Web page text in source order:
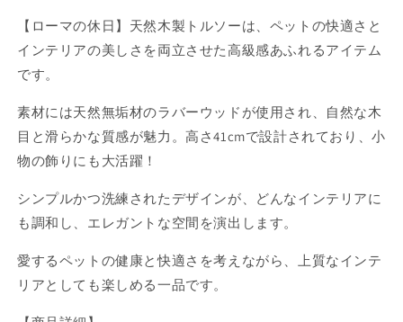
【ローマの休日】天然木製トルソーは、ペットの快適さと
インテリアの美しさを両立させた高級感あふれるアイテム
です。
素材には天然無垢材のラバーウッドが使用され、自然な木
目と滑らかな質感が魅力。高さ41cmで設計されており、小
物の飾りにも大活躍！
シンプルかつ洗練されたデザインが、どんなインテリアに
も調和し、エレガントな空間を演出します。
愛するペットの健康と快適さを考えながら、上質なインテ
リアとしても楽しめる一品です。